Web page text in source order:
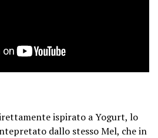
ispirato a Yogurt, lo
dallo stesso Mel, che in